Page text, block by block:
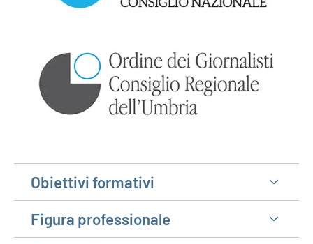
Obiettivi formativi
Figura professionale